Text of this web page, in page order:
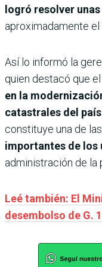
logró resolver
aproximadamente
Así lo informó la
quien destacó que el
en la
catastrales del
constituye una de las
importantes de los
administración de la
Leé también: El
desembolso de G.